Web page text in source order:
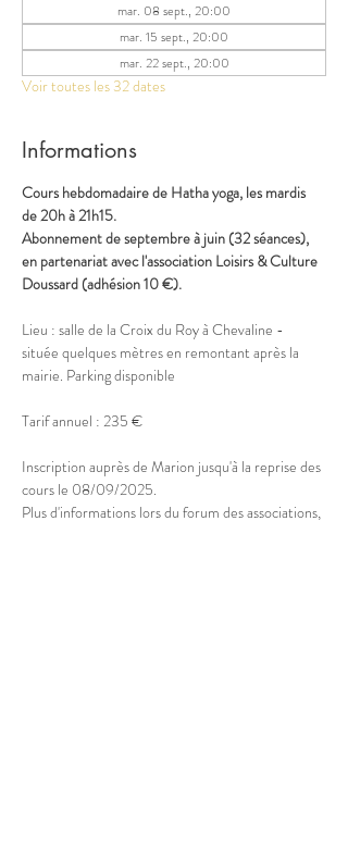
mar. 08 sept., 20:00
mar. 15 sept., 20:00
mar. 22 sept., 20:00
Voir toutes les 32 dates
Informations
Cours hebdomadaire de Hatha yoga, les mardis
de 20h à 21h15.
Abonnement de septembre à juin (32 séances),
en partenariat avec l'association Loisirs & Culture
Doussard (adhésion 10 €).
Lieu : salle de la Croix du Roy à Chevaline -
située quelques mètres en remontant après la
mairie. Parking disponible
Tarif annuel : 235 €
Inscription auprès de Marion jusqu'à la reprise des
cours le 08/09/2025.
Plus d'informations lors du forum des associations,